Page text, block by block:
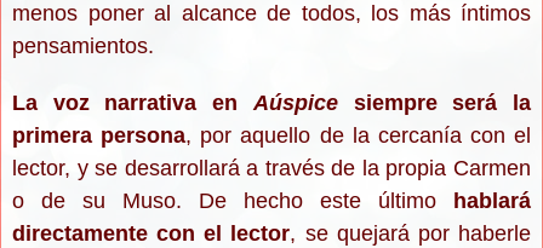
menos poner al alcance de todos, los más íntimos
pensamientos.
La voz narrativa enAúspicesiempre será la
primera persona, por aquello de la cercanía con el
lector, y se desarrollará a través de la propia Carmen
o de su Muso. De hecho este último
hablará
directamente con el lector, se quejará por haberle